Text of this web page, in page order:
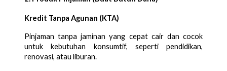
Kredit Tanpa Agunan (KTA)
Pinjaman tanpa jaminan yang cepat cair dan cocok
untuk kebutuhan konsumtif, seperti pendidikan,
renovasi, atau liburan.